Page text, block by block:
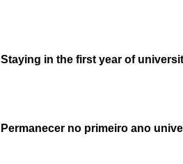
Staying in the first year of
Permanecer no primeiro ano